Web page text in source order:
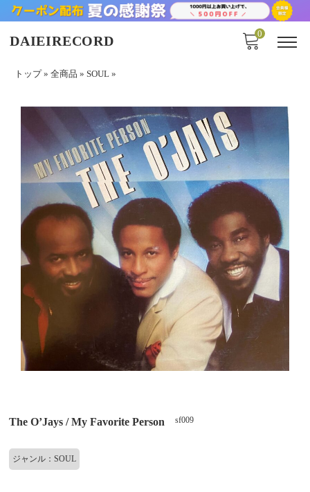
DAIEIRECORD 0
トップ» 全商品 » SOUL »
The O’Jays / My Favorite Person sf009
ジャンル：SOUL